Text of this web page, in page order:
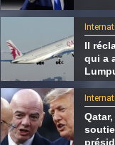
Hamas
du
5 août 2026 Qatarien
Il
qui a